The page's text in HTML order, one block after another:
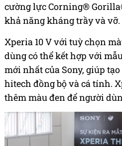
cường lực Corning®
khả năng kháng trầy và vỡ.
Xperia 10 V với tuỳ chọn
dùng có thể kết hợp với
mới nhất của Sony, giúp
hitech đồng bộ và cá tính.
thêm màu đen để người